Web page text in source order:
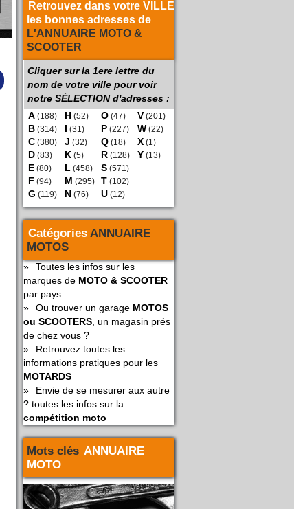
Retrouvez dans votre VILLE
les bonnes adresses de
L'ANNUAIRE MOTO &
SCOOTER
Cliquer sur la 1ere lettre du
nom de votre ville pour voir
notre SÉLECTION d'adresses :
A (188)
B (314)
C (380)
D (83)
E (80)
F (94)
G (119)
H (52)
I (31)
J (32)
K (5)
L (458)
M (295)
N (76)
O (47)
P (227)
Q (18)
R (128)
S (571)
T (102)
U (12)
V (201)
W (22)
X (1)
Y (13)
Catégories ANNUAIRE
MOTOS
»
Toutes les infos sur les
marques de MOTO & SCOOTER
par pays
»
Ou trouver un garage MOTOS
ou SCOOTERS , un magasin prés
de chez vous ?
»
Retrouvez toutes les
informations pratiques pour les
MOTARDS
»
Envie de se mesurer aux autre
? toutes les infos sur la
compétition moto
Mots clés ANNUAIRE
MOTO